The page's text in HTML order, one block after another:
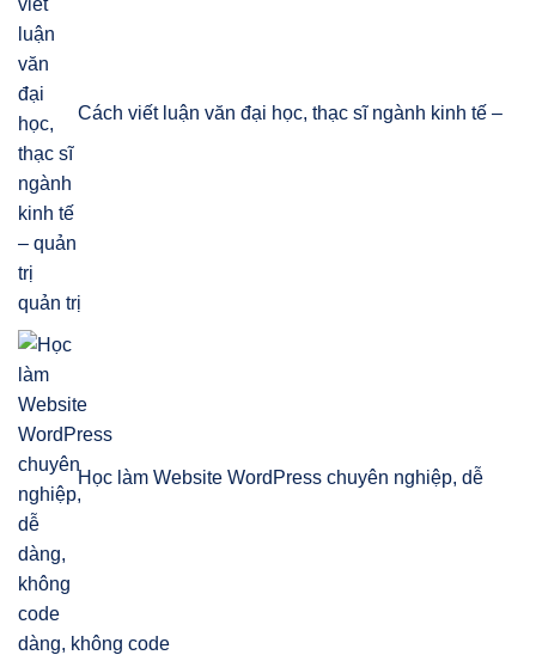
Cách viết luận văn đại học, thạc sĩ ngành kinh tế –
quản trị
Học làm Website WordPress chuyên nghiệp, dễ
dàng, không code